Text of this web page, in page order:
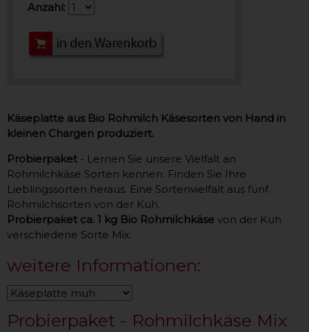
Anzahl:
Käseplatte aus Bio Rohmilch Käsesorten von Hand in
kleinen Chargen produziert.
Probierpaket - Lernen Sie unsere Vielfalt an
Rohmilchkäse Sorten kennen. Finden Sie Ihre
Lieblingssorten heraus. Eine Sortenvielfalt aus fünf
Rohmilchsorten von der Kuh.
Probierpaket ca. 1 kg Bio Rohmilchkäse von der Kuh
verschiedene Sorte Mix.
weitere Informationen:
Probierpaket - Rohmilchkäse Mix